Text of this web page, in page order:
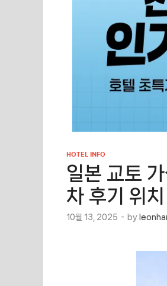
HOTEL INFO
일본 교토
차 후기 위
10월 13, 2025 - by